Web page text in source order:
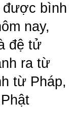
được bình
nay,
đệ tử
ra từ
từ Pháp,